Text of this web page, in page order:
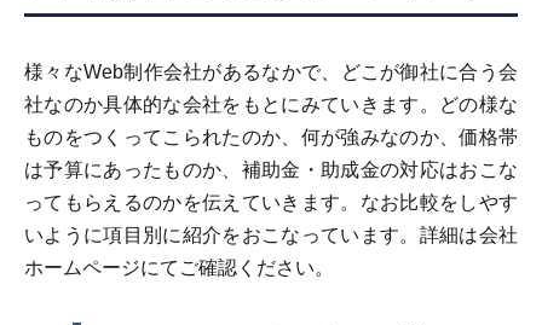
様々なWeb制作会社があるなかで、どこが御社に合う会
社なのか具体的な会社をもとにみていきます。どの様な
ものをつくってこられたのか、何が強みなのか、価格帯
は予算にあったものか、補助金・助成金の対応はおこな
ってもらえるのかを伝えていきます。なお比較をしやす
いように項目別に紹介をおこなっています。詳細は会社
ホームページにてご確認ください。